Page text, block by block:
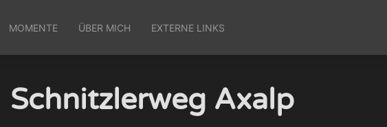
MOMENTE ÜBER MICH EXTERNE LINKS
Schnitzlerweg Axalp